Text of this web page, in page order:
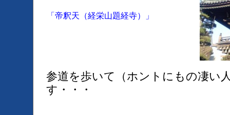
「帝釈天（経栄山題経寺）」
参道を歩いて（ホントにもの凄い
す・・・